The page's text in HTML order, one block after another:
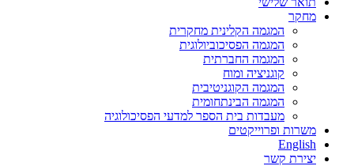
מחקר
המגמה הקלינית מחקרית
המגמה הפסיכוביולוגית
המגמה החברתית
קוגניציה ומוח
המגמה הקוגניטיבית
המגמה הבינתחומית
מעבדות בית הספר למדעי הפסיכולוגיה
משרות ופרוייקטים
English
יצירת קשר